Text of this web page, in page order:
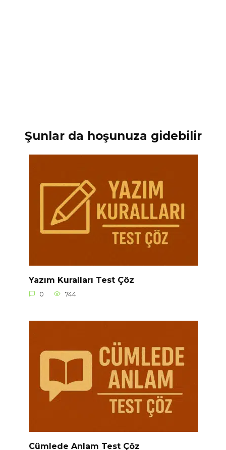
Şunlar da hoşunuza gidebilir
Yazım Kuralları Test Çöz
0 744
Cümlede Anlam Test Çöz